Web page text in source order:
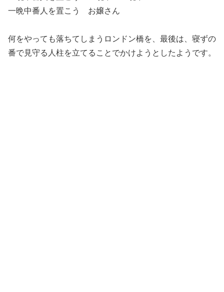
一晩中番人を置こう お嬢さん
何をやっても落ちてしまうロンドン橋を、最後は、寝ずの
番で見守る人柱を立てることでかけようとしたようです。